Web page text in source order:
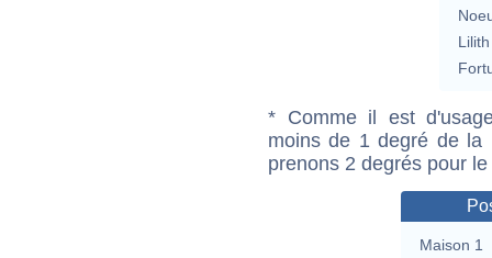
Lilith
* Comme il est
moins de 1 degré de la
prenons 2 degrés pour
Maison 1